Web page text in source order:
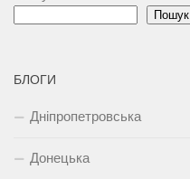
Пошук
БЛОГИ
Дніпропетровська
Донецька